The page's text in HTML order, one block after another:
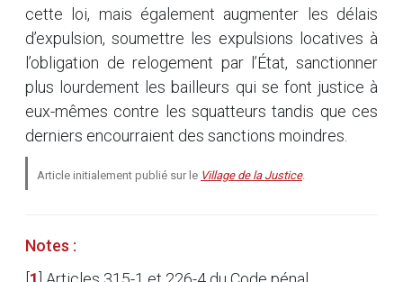
cette loi, mais également augmenter les délais
d’expulsion, soumettre les expulsions locatives à
l’obligation de relogement par l’État, sanctionner
plus lourdement les bailleurs qui se font justice à
eux-mêmes contre les squatteurs tandis que ces
derniers encourraient des sanctions moindres.
Article initialement publié sur le Village de la Justice.
Notes :